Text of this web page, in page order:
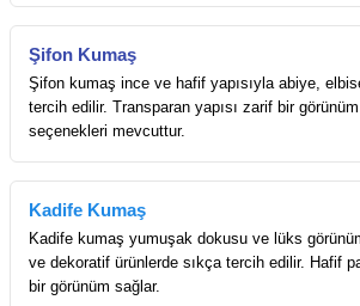
Şifon Kumaş
Şifon kumaş ince ve hafif yapısıyla abiye,
tercih edilir. Transparan yapısı zarif bir
seçenekleri mevcuttur.
Kadife Kumaş
Kadife kumaş yumuşak dokusu ve lüks
ve dekoratif ürünlerde sıkça tercih edilir. Hafif
bir görünüm sağlar.